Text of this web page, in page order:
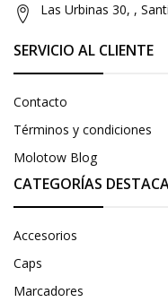
Las Urbinas 30, ,
SERVICIO AL CLIENTE
Contacto
Términos y condiciones
Molotow Blog
CATEGORÍAS
Accesorios
Caps
Marcadores